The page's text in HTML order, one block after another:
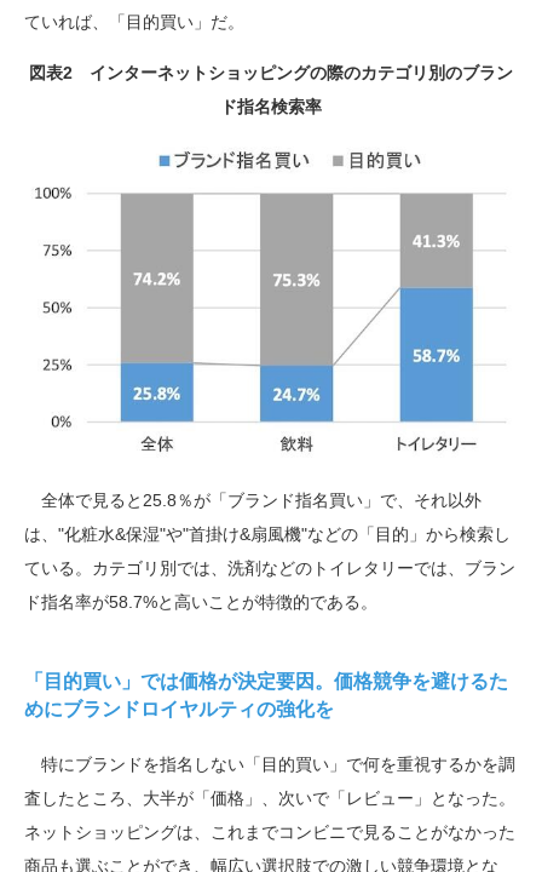
ていれば、「目的買い」だ。
図表2 インターネットショッピングの際のカテゴリ別のブラン
ド指名検索率
全体で見ると 25.8％が「ブランド指名買い」で、それ以外
は、 "化粧水&保湿"や"首掛け&扇風機"などの「目的」から検索し
ている。カテゴリ別では、洗剤などのトイレタリーでは、ブラン
ド指名率が58.7%と高いことが特徴的である。
「目的買い」では価格が決定要因。価格競争を避けるた
めにブランドロイヤルティの強化を
特にブランドを指名しない「目的買い」で何を重視するかを調
査したところ、大半が「価格」、次いで「レビュー」となった。
ネットショッピングは 、これまでコンビニで見ることがなかった
商品も選ぶことができ、 幅広い選択肢での激しい競争環境と な